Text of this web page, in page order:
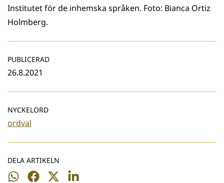
Institutet för de inhemska språken. Foto: Bianca Ortiz
Holmberg.
PUBLICERAD
26.8.2021
NYCKELORD
ordval
DELA ARTIKELN
Dela
Dela
Dela
Dela